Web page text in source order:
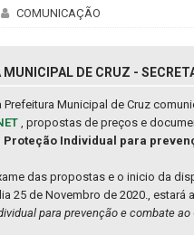
COMUNICAÇÃO
MUNICIPAL DE CRUZ -
Prefeitura Municipal de Cruz
, propostas de preços e
Proteção Individual para
das propostas e o inicio da
25 de Novembro de 2020.,
para prevenção e combate ao